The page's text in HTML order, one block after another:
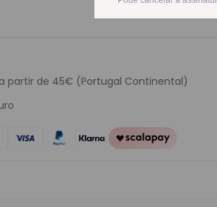
partir de 45€ (Portugal Continental)